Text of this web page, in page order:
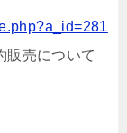
売について